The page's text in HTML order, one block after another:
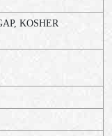
KOSHER